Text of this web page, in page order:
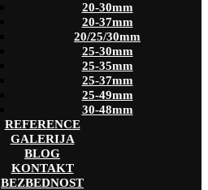
20-30mm
20-37mm
20/25/30mm
25-30mm
25-35mm
25-37mm
25-49mm
30-48mm
REFERENCE
GALERIJA
BLOG
KONTAKT
BEZBEDNOST